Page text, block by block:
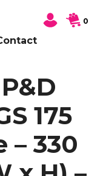
0
175
– 330